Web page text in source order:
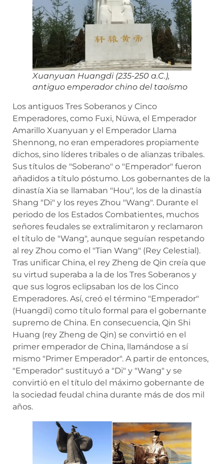
Xuanyuan Huangdi (235-250 a.C.),
antiguo emperador chino del taoísmo
Los antiguos Tres Soberanos y Cinco
Emperadores, como Fuxi, Nüwa, el Emperador
Amarillo Xuanyuan y el Emperador Llama
Shennong, no eran emperadores propiamente
dichos, sino líderes tribales o de alianzas tribales.
Sus títulos de "Soberano" o "Emperador" fueron
añadidos a título póstumo. Los gobernantes de la
dinastía Xia se llamaban "Hou", los de la dinastía
Shang "Di" y los reyes Zhou "Wang". Durante el
periodo de los Estados Combatientes, muchos
señores feudales se extralimitaron y reclamaron
el título de "Wang", aunque seguían respetando
al rey Zhou como el "Tian Wang" (Rey Celestial).
Tras unificar China, el rey Zheng de Qin creía que
su virtud superaba a la de los Tres Soberanos y
que sus logros eclipsaban los de los Cinco
Emperadores. Así, creó el término "Emperador"
(Huangdi) como título formal para el gobernante
supremo de China. En consecuencia, Qin Shi
Huang (rey Zheng de Qin) se convirtió en el
primer emperador de China, llamándose a sí
mismo "Primer Emperador". A partir de entonces,
"Emperador" sustituyó a "Di" y "Wang" y se
convirtió en el título del máximo gobernante de
la sociedad feudal china durante más de dos mil
años.